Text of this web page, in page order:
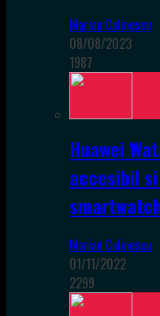
Marian Calinescu
08/08/2023
1987
Huawei
accesibil
Marian Calinescu
01/11/2022
2299